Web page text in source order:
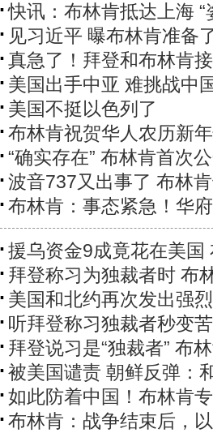
快讯：布林肯抵达上海 “
见习近平 曝布林肯准备
真急了！拜登和布林肯
美国出手中亚 难挑战中
美国不挺以色列了
布林肯祝贺华人农历新
“确实存在” 布林肯首次
波音737又出事了 布林
布林肯：事态紧急！华
援乌资金9成竟花在美国
拜登称习为独裁者时 布
美国和北约再次发出强
听拜登称习独裁者秒变
拜登说习是“独裁者” 布
被美国谴责 朝鲜反弹：
如此防着中国！布林肯
布林肯：战争结束后，